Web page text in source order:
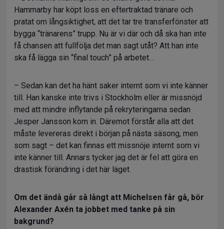
Hammarby har köpt loss en eftertraktad tränare och
pratat om långsiktighet, att det tar tre transferfönster att
bygga “tränarens” trupp. Nu är vi där och då ska han inte
få chansen att fullfölja det man sagt utåt? Att han inte
ska få lägga sin “final touch” på arbetet…
– Sedan kan det ha hänt saker internt som vi inte känner
till. Han kanske inte trivs i Stockholm eller är missnöjd
med att mindre inflytande på rekryteringarna sedan
Jesper Jansson kom in. Däremot förstår alla att det
måste levereras direkt i början på nästa säsong, men
som sagt – det kan finnas ett missnöje internt som vi
inte känner till. Annars tycker jag det är fel att göra en
drastisk förändring i det här läget.
Om det ändå går så långt att Michelsen får gå, bör
Alexander Axén ta jobbet med tanke på sin
bakgrund?